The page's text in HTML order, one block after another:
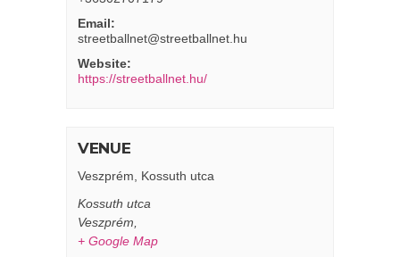
Email:
streetballnet@streetballnet.hu
Website:
https://streetballnet.hu/
VENUE
Veszprém, Kossuth utca
Kossuth utca
Veszprém
+ Google Map